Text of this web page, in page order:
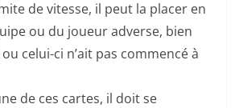
de vitesse, il peut la placer en
ou du joueur adverse, bien
celui-ci n’ait pas commencé à
de ces cartes, il doit se